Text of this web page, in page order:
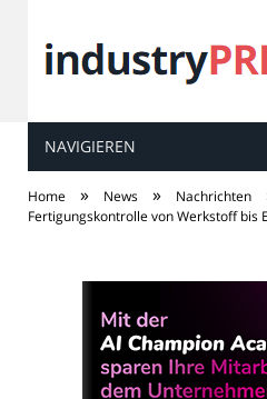
NAVIGIEREN
Home » News » Nachrichten
Fertigungskontrolle von Werkstoff bis